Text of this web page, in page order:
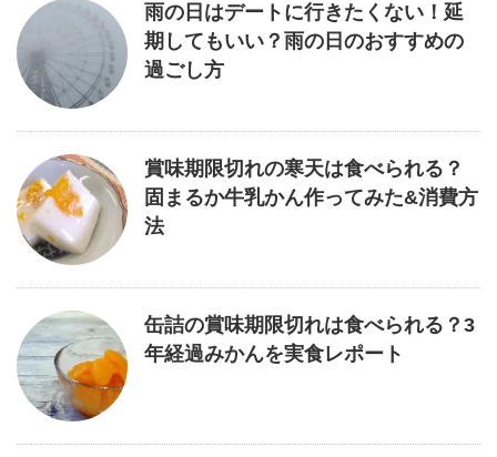
雨の日はデートに行きたくない！延
期してもいい？雨の日のおすすめの
過ごし方
賞味期限切れの寒天は食べられる？
固まるか牛乳かん作ってみた&消費方
法
缶詰の賞味期限切れは食べられる？3
年経過みかんを実食レポート